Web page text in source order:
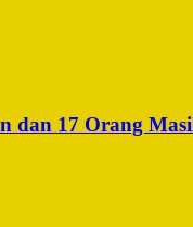
dan 17 Orang